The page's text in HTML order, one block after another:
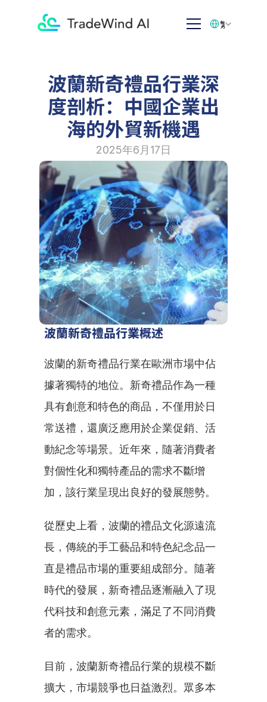
波蘭新奇禮品行業深
度剖析：中國企業出
海的外貿新機遇
2025年6月17日
波蘭新奇禮品行業概述
波蘭的新奇禮品行業在歐洲市場中佔
據著獨特的地位。新奇禮品作為一種
具有創意和特色的商品，不僅用於日
常送禮，還廣泛應用於企業促銷、活
動紀念等場景。近年來，隨著消費者
對個性化和獨特產品的需求不斷增
加，該行業呈現出良好的發展態勢。
從歷史上看，波蘭的禮品文化源遠流
長，傳統的手工藝品和特色紀念品一
直是禮品市場的重要組成部分。隨著
時代的發展，新奇禮品逐漸融入了現
代科技和創意元素，滿足了不同消費
者的需求。
目前，波蘭新奇禮品行業的規模不斷
擴大，市場競爭也日益激烈。眾多本
繁体中文